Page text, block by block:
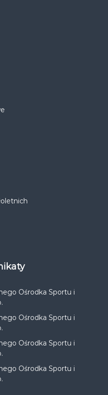
Ośrodka Sportu i
Ośrodka Sportu i
Ośrodka Sportu i
Ośrodka Sportu i